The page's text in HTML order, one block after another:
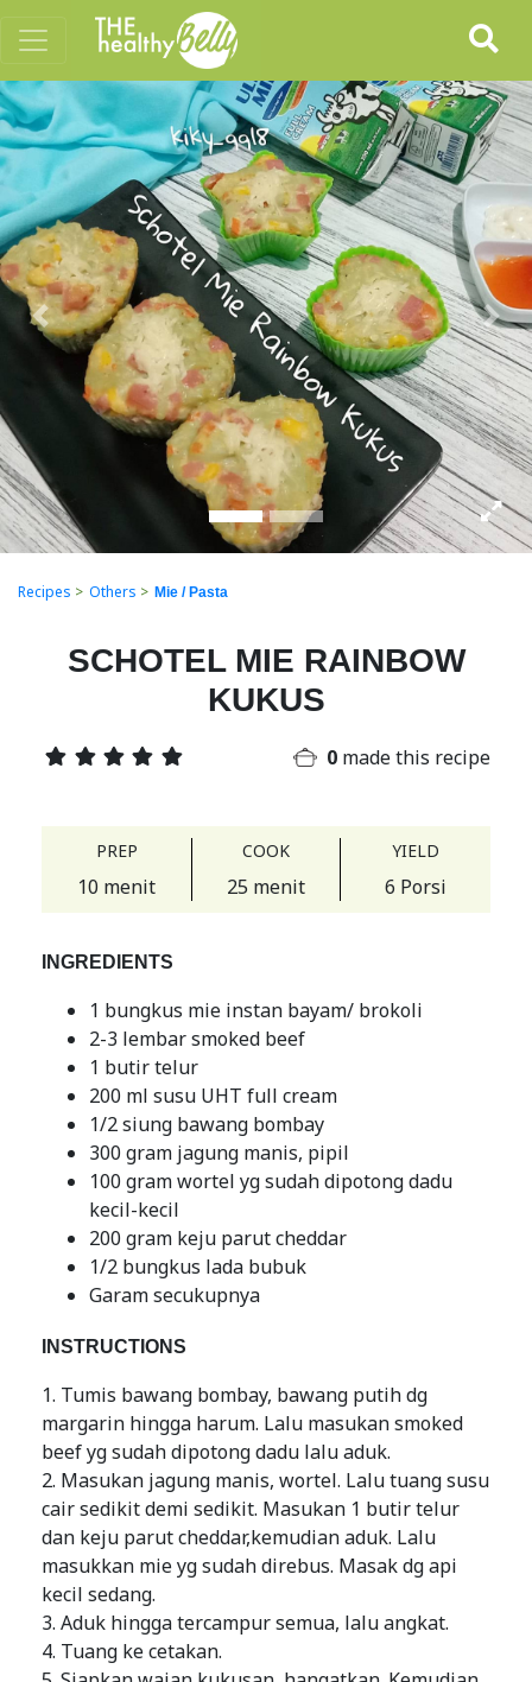
Previous Next
Recipes > Others > Mie / Pasta
SCHOTEL MIE RAINBOW
KUKUS
0 made this recipe
PREP
10 menit
COOK
25 menit
YIELD
6 Porsi
INGREDIENTS
1 bungkus mie instan bayam/ brokoli
2-3 lembar smoked beef
1 butir telur
200 ml susu UHT full cream
1/2 siung bawang bombay
300 gram jagung manis, pipil
100 gram wortel yg sudah dipotong dadu
kecil-kecil
200 gram keju parut cheddar
1/2 bungkus lada bubuk
Garam secukupnya
INSTRUCTIONS
1. Tumis bawang bombay, bawang putih dg
margarin hingga harum. Lalu masukan smoked
beef yg sudah dipotong dadu lalu aduk.
2. Masukan jagung manis, wortel. Lalu tuang susu
cair sedikit demi sedikit. Masukan 1 butir telur
dan keju parut cheddar,kemudian aduk. Lalu
masukkan mie yg sudah direbus. Masak dg api
kecil sedang.
3. Aduk hingga tercampur semua, lalu angkat.
4. Tuang ke cetakan.